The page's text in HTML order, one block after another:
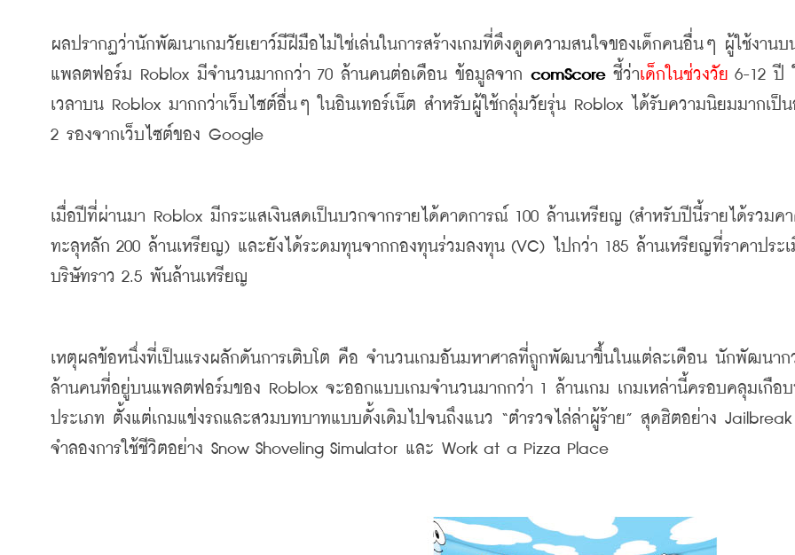
ผลปรากฏว่านักพัฒนาเกมวัยเยาว์มีฝีมือไม่ใช่เล่นในการสร้างเกมที่ดึงดูดความสนใจของเด็กคนอื่นๆ
ผู้ใช้งานบ
แพลตฟอร์ม Roblox มีจำนวนมากกว่า 70 ล้านคนต่อเดือน ข้อมูลจาก comScore ชี้ว่าเด็กในช่วงวัย 6-12 ปี
เวลาบน Roblox มากกว่าเว็บไซต์อื่นๆ ในอินเทอร์เน็ต สำหรับผู้ใช้กลุ่มวัยรุ่น Roblox
ได้รับความนิยมมากเป็
2 รองจากเว็บไซต์ของ Google
เมื่อปีที่ผ่านมา Roblox มีกระแสเงินสดเป็นบวกจากรายได้คาดการณ์ 100 ล้านเหรียญ (สำหรับปีนี้รายได้รวมค
ทะลุหลัก 200 ล้านเหรียญ) และยังได้ระดมทุนจากกองทุนร่วมลงทุน (VC) ไปกว่า 185 ล้านเหรียญที่ราคาประ
บริษัทราว 2.5 พันล้านเหรียญ
เหตุผลข้อหนึ่งที่เป็นแรงผลักดันการเติบโต คือ จำนวนเกมอันมหาศาลที่ถูกพัฒนาขึ้นในแต่ละเดือน นักพัฒนาก
ล้านคนที่อยู่บนแพลตฟอร์มของ Roblox จะออกแบบเกมจำนวนมากกว่า 1 ล้านเกม เกมเหล่านี้ครอบคลุมเกือ
ประเภท ตั้งแต่เกมแข่งรถและสวมบทบาทแบบดั้งเดิมไปจนถึงแนว “ตำรวจไล่ล่าผู้ร้าย” สุดฮิตอย่าง Jailbreak
จำลองการใช้ชีวิตอย่าง Snow Shoveling Simulator และ Work at a Pizza Place